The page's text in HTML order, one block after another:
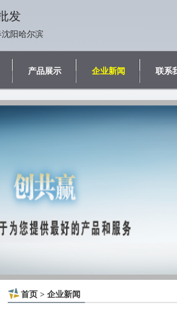
发
阳哈尔滨
产品展示 企业新闻 联系
首页 > 企业新闻